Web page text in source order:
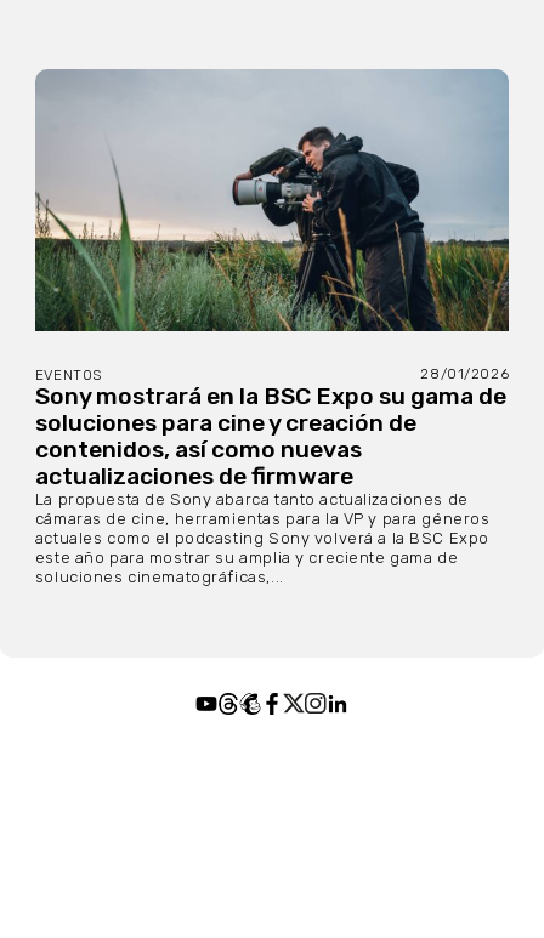
EVENTOS 28/01/2026
Sony mostrará en la BSC Expo su gama de
soluciones para cine y creación de
contenidos, así como nuevas
actualizaciones de firmware
La propuesta de Sony abarca tanto actualizaciones de
cámaras de cine, herramientas para la VP y para géneros
actuales como el podcasting Sony volverá a la BSC Expo
este año para mostrar su amplia y creciente gama de
soluciones cinematográficas,...